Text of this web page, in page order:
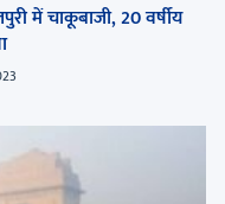
में चाकूबाजी, 20 वर्षीय